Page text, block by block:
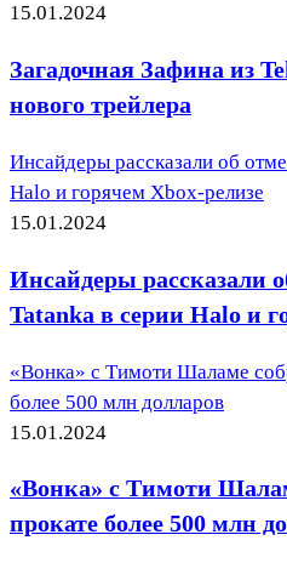
15.01.2024
Загадочная Зафина из
нового трейлера
Инсайдеры рассказали об
Halo и горячем Xbox-релизе
15.01.2024
Инсайдеры рассказали
Tatanka в серии Halo и
«Вонка» с Тимоти Шаламе
более 500 млн долларов
15.01.2024
«Вонка» с Тимоти
прокате более 500 млн